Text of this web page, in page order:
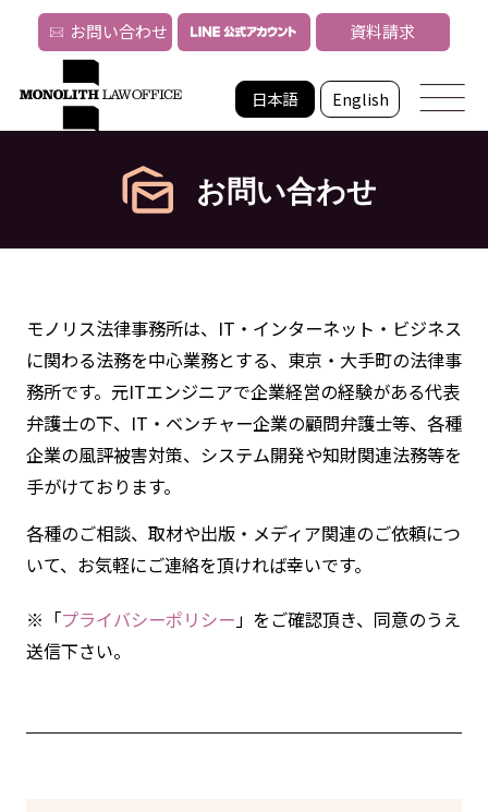
日本語 English
お問い合わせ 資料請求
お問い合わせ
モノリス法律事務所は、IT・インターネット・ビジネス
に関わる法務を中心業務とする、東京・大手町の法律事
務所です。元ITエンジニアで企業経営の経験がある代表
弁護士の下、IT・ベンチャー企業の顧問弁護士等、各種
企業の風評被害対策、システム開発や知財関連法務等を
手がけております。
各種のご相談、取材や出版・メディア関連のご依頼につ
いて、お気軽にご連絡を頂ければ幸いです。
※「プライバシーポリシー」をご確認頂き、同意のうえ
送信下さい。